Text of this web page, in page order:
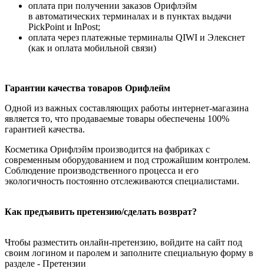
оплата при получении заказов Орифлэйм
в автоматических терминалах и в пунктах выдачи
PickPoint и InPost;
оплата через платежные терминалы QIWI и Элекснет
(как и оплата мобильной связи)
Гарантии качества товаров Орифлейм
Одной из важных составляющих работы интернет-магазина
является то, что продаваемые товары обеспечены 100%
гарантией качества.
Косметика Орифлэйм производится на фабриках с
современным оборудованием и под строжайшим контролем.
Соблюдение производственного процесса и его
экологичность постоянно отслеживаются специалистами.
Как предъявить претензию/сделать возврат?
Чтобы разместить онлайн-претензию, войдите на сайт под
своим логином и паролем и заполните специальную форму в
разделе - Претензии